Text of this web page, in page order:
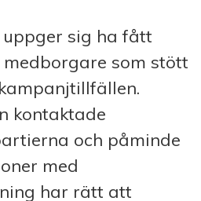
sig ha fått
som stött
kontaktade
och påminde
med
har rätt att